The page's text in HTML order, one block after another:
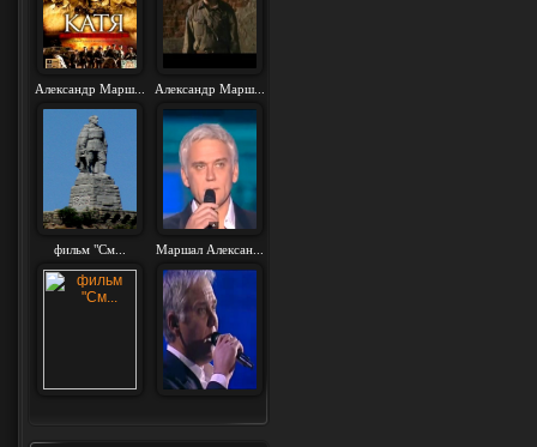
Александр Марш... Александр Марш...
фильм "См... Маршал Алексан...